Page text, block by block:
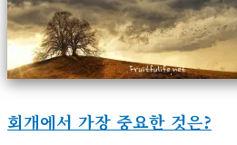
회개에서 가장 중요한 것은?